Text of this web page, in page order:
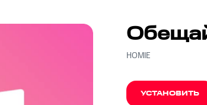
HOMIE
УСТАНОВИТЬ